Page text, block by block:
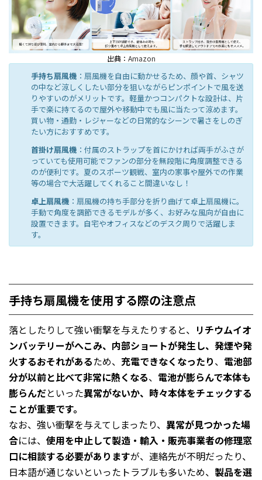
出典： Amazon
手持ち扇風機：扇風機を自由に動かせるため、顔や首、シャツ
の中など涼しくしたい部分を狙いながらピンポイントで風を送
りやすいのがメリットです。軽量かつコンパクトな設計は、片
手で楽に持てるので屋外や移動中でも風に当たって涼めます。
買い物・通勤・レジャーなどの日常的なシーンで暑さをしのぎ
たい方におすすめです。
首掛け扇風機：付属のストラップを首にかければ両手がふさが
っていても使用可能でファンの部分を無段階に角度調整できる
のが便利です。夏のスポーツ観戦、室内の家事や屋外での作業
等の場合で大活躍してくれること間違いなし！
卓上扇風機：扇風機の持ち手部分を折り曲げて卓上扇風機に。
手動で角度を調節できるモデルが多く、お好みな風向が自由に
設置できます。自宅やオフィスなどのデスク周りで活躍しま
す。
手持ち扇風機を使用する際の注意点
落としたりして強い衝撃を与えたりすると、 リチウムイオ
ンバッテリーがへこみ、内部ショートが発生し、発煙や発
火するおそれがあるため、 充電できなくなったり、 電池部
分が以前と比べて非常に熱くなる、 電池が膨らんで本体も
膨らんだといった異常がないか、時々本体をチェックする
ことが重要です。
なお、強い衝撃を与えてしまったり、 異常が見つかった場
合には、 使用を中止して製造・輸入・販売事業者の修理窓
口に相談する必要がありますが、連絡先が不明だったり、
日本語が通じないといったトラブルも多いため、 製品を選